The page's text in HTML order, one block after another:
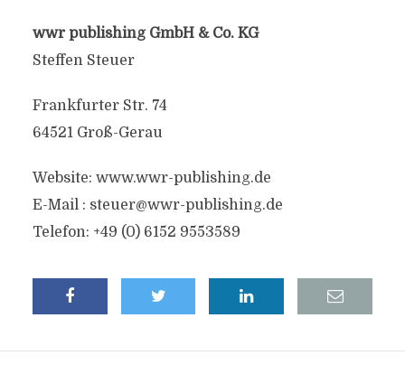
wwr publishing GmbH & Co. KG
Steffen Steuer
Frankfurter Str. 74
64521 Groß-Gerau
Website: www.wwr-publishing.de
E-Mail : steuer@wwr-publishing.de
Telefon: +49 (0) 6152 9553589